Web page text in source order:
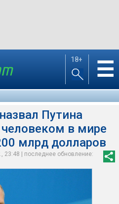
18+ ☰
Путина
в мире
млрд долларов
23:48 | последнее обновление: